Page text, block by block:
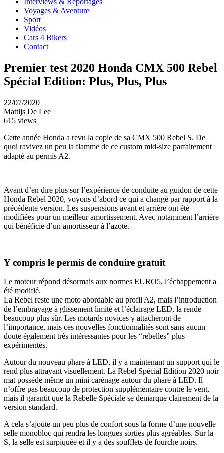
Voyages & Aventure
Sport
Vidéos
Cars 4 Bikers
Contact
Premier test 2020 Honda CMX 500 Rebel
Spécial Edition: Plus, Plus, Plus
22/07/2020
Mattijs De Lee
615 views
Cette année Honda a revu la copie de sa CMX 500 Rebel S. De
quoi ravivez un peu la flamme de ce custom mid-size parfaitement
adapté au permis A2.
Avant d’en dire plus sur l’expérience de conduite au guidon de cette
Honda Rebel 2020, voyons d’abord ce qui a changé par rapport à la
précédente version. Les suspensions avant et arrière ont été
modifiées pour un meilleur amortissement. Avec notamment l’arrière
qui bénéficie d’un amortisseur à l’azote.
Y compris le permis de conduire gratuit
Le moteur répond désormais aux normes EURO5, l’échappement a
été modifié.
La Rebel reste une moto abordable au profil A2, mais l’introduction
de l’embrayage à glissement limité et l’éclairage LED, la rende
beaucoup plus sûr. Les motards novices y attacheront de
l’importance, mais ces nouvelles fonctionnalités sont sans aucun
doute également très intéressantes pour les “rebelles” plus
expérimentés.
Autour du nouveau phare à LED, il y a maintenant un support qui le
rend plus attrayant visuellement. La Rebel Spécial Edition 2020 noir
mat possède même un mini carénage autour du phare à LED. Il
n’offre pas beaucoup de protection supplémentaire contre le vent,
mais il garantit que la Rebelle Spéciale se démarque clairement de la
version standard.
A cela s’ajoute un peu plus de confort sous la forme d’une nouvelle
selle monobloc qui rendra les longues sorties plus agréables. Sur la
S, la selle est surpiquée et il y a des soufflets de fourche noirs.